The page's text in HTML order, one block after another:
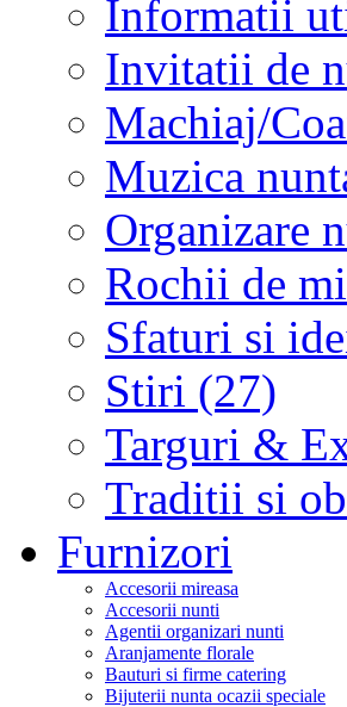
Informatii
Invitatii de
Machiaj/
Muzica
Organizare
Rochii de
Sfaturi si
Stiri (27)
Targuri &
Traditii si
Furnizori
Accesorii mireasa
Accesorii nunti
Agentii organizari nunti
Aranjamente florale
Bauturi si firme catering
Bijuterii nunta ocazii speciale